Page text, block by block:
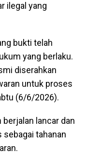
ilegal yang
bukti telah
yang berlaku.
diserahkan
untuk proses
(6/6/2026).
lancar dan
tahanan